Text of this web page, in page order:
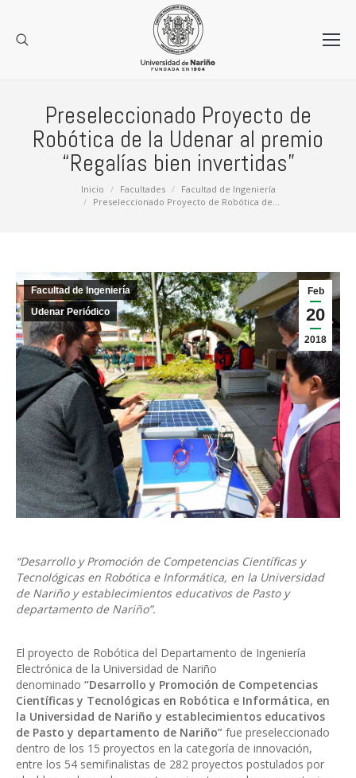
Preseleccionado Proyecto de
Robótica de la Udenar al premio
“Regalías bien invertidas”
Inicio Facultades
Facultad de Ingeniería
Preseleccionado Proyecto de Robótica de…
Feb
20
2018
Facultad de Ingeniería
Udenar Periódico
“Desarrollo y Promoción de Competencias Científicas y
Tecnológicas en Robótica e Informática, en la Universidad
de Nariño y establecimientos educativos de Pasto y
departamento de Nariño”.
El proyecto de Robótica del Departamento de Ingeniería
Electrónica de la Universidad de Nariño
denominado “Desarrollo y Promoción de Competencias
Científicas y Tecnológicas en Robótica e Informática, en
la Universidad de Nariño y establecimientos educativos
de Pasto y departamento de Nariño” fue preseleccionado
dentro de los 15 proyectos en la categoría de innovación,
entre los 54 semifinalistas de 282 proyectos postulados por